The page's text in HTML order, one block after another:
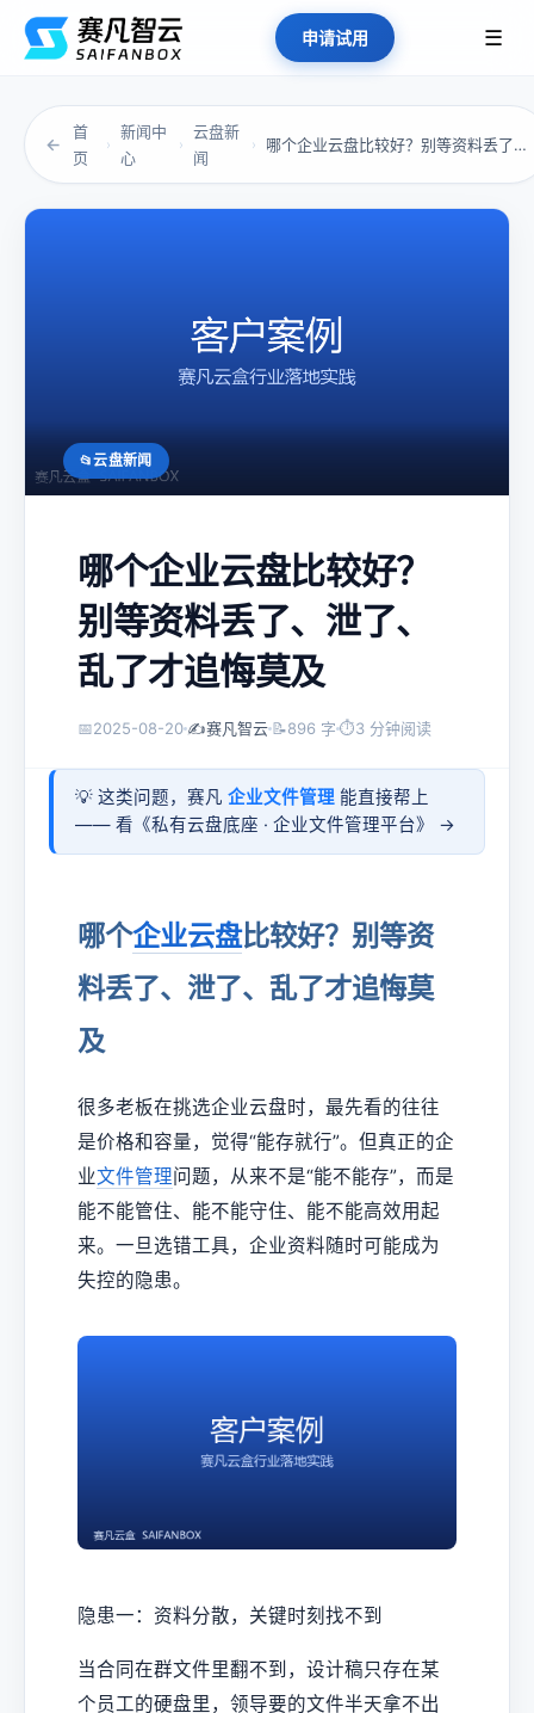
申请试用 ☰
←
首
页
›
新闻中
心
›
云盘新
闻
› 哪个企业云盘比较好？别等资料丢了、泄了、乱了...
云盘新闻
哪个企业云盘比较好？
别等资料丢了、泄了、
乱了才追悔莫及
📅2025-08-20 ✍️赛凡智云 📝896 字 ⏱3 分钟阅读
💡 这类问题，赛凡 企业文件管理 能直接帮上
—— 看《私有云盘底座 · 企业文件管理平台》 →
哪个企业云盘比较好？别等资
料丢了、泄了、乱了才追悔莫
及
很多老板在挑选企业云盘时，最先看的往往
是价格和容量，觉得“能存就行”。但真正的企
业文件管理问题，从来不是“能不能存”，而是
能不能管住、能不能守住、能不能高效用起
来。一旦选错工具，企业资料随时可能成为
失控的隐患。
隐患一：资料分散，关键时刻找不到
当合同在群文件里翻不到，设计稿只存在某
个员工的硬盘里，领导要的文件半天拿不出